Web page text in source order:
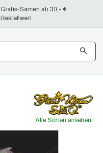
Gratis-Samen ab 30,- €
Bestellwert
Alle Sorten ansehen